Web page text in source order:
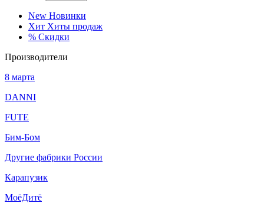
New Новинки
Хит Хиты продаж
% Скидки
Производители
8 марта
DANNI
FUTE
Бим-Бом
Другие фабрики России
Карапузик
МоёДитё